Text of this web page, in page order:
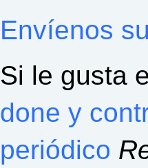
Envíenos
Si le gusta
done y
periódico